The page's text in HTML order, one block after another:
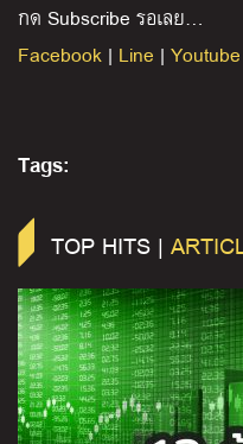
กด Subscribe รอเลย…
Facebook | Line | Youtube
Tags:
TOP HITS |